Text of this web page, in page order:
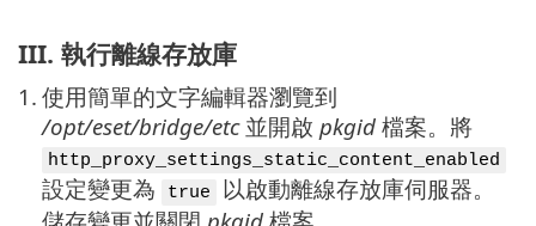
III. 執行離線存放庫
1. 使用簡單的文字編輯器瀏覽到
/opt/eset/bridge/etc並開啟 pkgid 檔案。將
http_proxy_settings_static_content_enabled
設定變更為 true
以啟動離線存放庫伺服器。
儲存變更並關閉 pkgid 檔案。